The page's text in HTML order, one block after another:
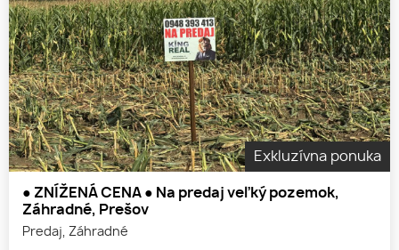
Exkluzívna ponuka
● ZNÍŽENÁ CENA ● Na predaj veľký pozemok,
Záhradné, Prešov
Predaj, Záhradné